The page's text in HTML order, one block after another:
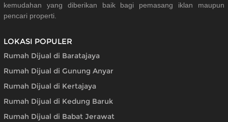
kemudahan yang diberikan baik bagi pemasang iklan maupun
pencari properti.
LOKASI POPULER
Rumah Dijual di Baratajaya
Rumah Dijual di Gunung Anyar
Rumah Dijual di Kertajaya
Rumah Dijual di Kedung Baruk
Rumah Dijual di Babat Jerawat